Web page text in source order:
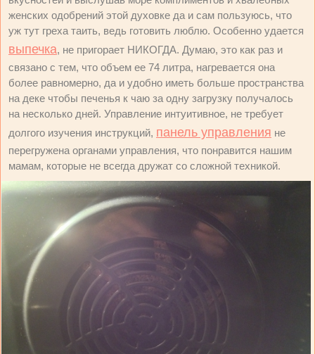
женских одобрений этой духовке да и сам пользуюсь, что
уж тут греха таить, ведь готовить люблю. Особенно удается
выпечка, не пригорает НИКОГДА. Думаю, это как раз и
связано с тем, что объем ее 74 литра, нагревается она
более равномерно, да и удобно иметь больше пространства
на деке чтобы печенья к чаю за одну загрузку получалось
на несколько дней. Управление интуитивное, не требует
долгого изучения инструкций, панель управления не
перегружена органами управления, что понравится нашим
мамам, которые не всегда дружат со сложной техникой.